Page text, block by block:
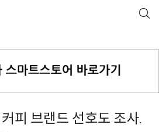
피 브랜드 선호도 조사.